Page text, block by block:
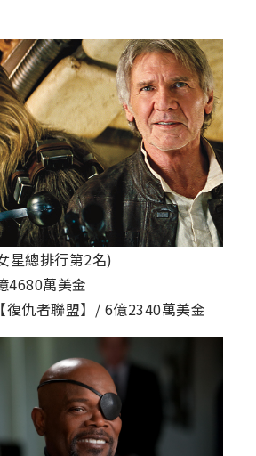
星總排行第2名)
4680萬美金
復仇者聯盟】/ 6億2340萬美金